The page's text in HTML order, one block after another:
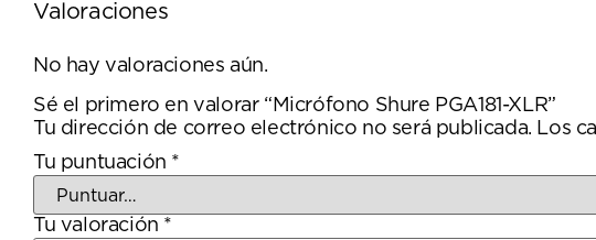
Valoraciones
No hay valoraciones aún.
Sé el primero en valorar “Micrófono Shure PGA181-XLR”
Tu dirección de correo electrónico no será publicada. Los
Tu puntuación *
Tu valoración *